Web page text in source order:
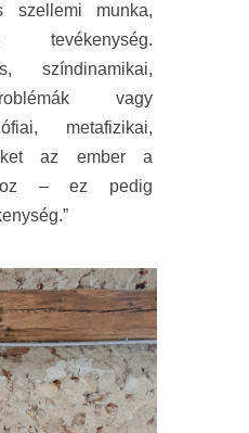
szellemi munka,
tevékenység.
színdinamikai,
vagy
metafizikai,
az ember a
– ez pedig